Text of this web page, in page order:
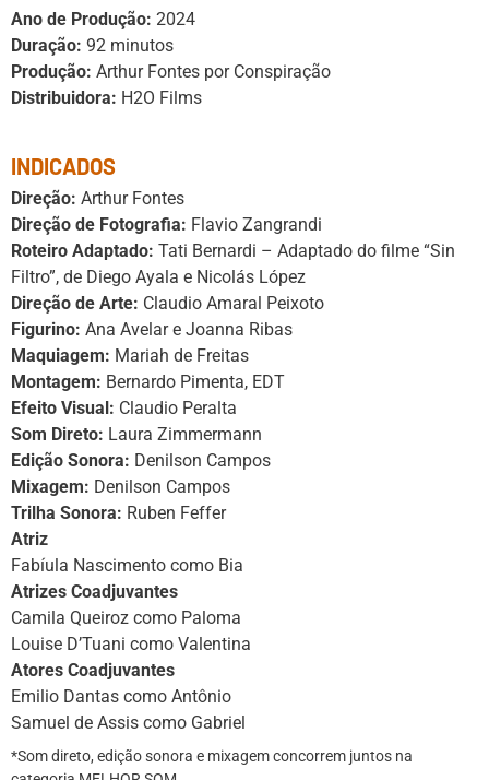
Ano de Produção: 2024
Duração: 92 minutos
Produção: Arthur Fontes por Conspiração
Distribuidora: H2O Films
INDICADOS
Direção: Arthur Fontes
Direção de Fotografia: Flavio Zangrandi
Roteiro Adaptado: Tati Bernardi – Adaptado do filme “Sin
Filtro”, de Diego Ayala e Nicolás López
Direção de Arte: Claudio Amaral Peixoto
Figurino: Ana Avelar e Joanna Ribas
Maquiagem: Mariah de Freitas
Montagem: Bernardo Pimenta, EDT
Efeito Visual: Claudio Peralta
Som Direto: Laura Zimmermann
Edição Sonora: Denilson Campos
Mixagem: Denilson Campos
Trilha Sonora: Ruben Feffer
Atriz
Fabíula Nascimento como Bia
Atrizes Coadjuvantes
Camila Queiroz como Paloma
Louise D’Tuani como Valentina
Atores Coadjuvantes
Emilio Dantas como Antônio
Samuel de Assis como Gabriel
*Som direto, edição sonora e mixagem concorrem juntos na